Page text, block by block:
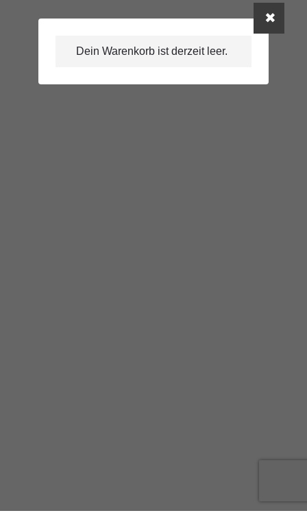
Dein Warenkorb ist derzeit leer.